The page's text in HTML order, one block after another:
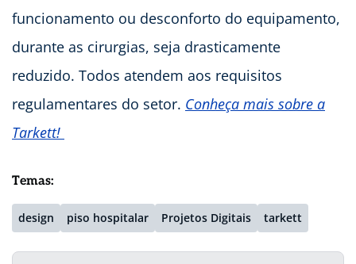
funcionamento ou desconforto do equipamento,
durante as cirurgias, seja drasticamente
reduzido. Todos atendem aos requisitos
regulamentares do setor. Conheça mais sobre a
Tarkett!
Temas:
design piso hospitalar Projetos Digitais tarkett